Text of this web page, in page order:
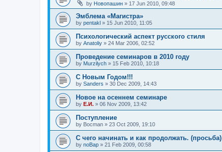
by Новопашин » 17 Jun 2010, 09:48
Эмблема «Магистра»
by pentakl » 15 Jun 2010, 11:05
Психологический аспект русского стиля
by Anatoliy » 24 Mar 2006, 02:52
Проведение семинаров в 2010 году
by Murzilych » 15 Feb 2010, 10:18
С Новым Годом!!!
by Sanders » 30 Dec 2009, 14:43
Новое на осеннем семинаре
by Е.И. » 06 Nov 2009, 13:42
Поступление
by Bocman » 23 Oct 2009, 19:10
С чего начинать и как продолжать. (просьба)
by noBap » 21 Feb 2009, 00:58